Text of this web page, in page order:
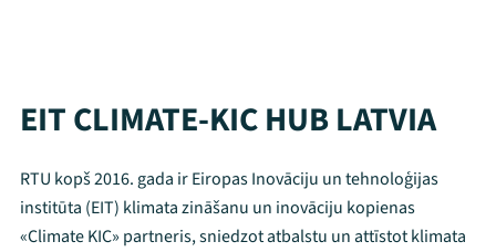
EIT CLIMATE-KIC HUB LATVIA
RTU kopš 2016. gada ir Eiropas Inovāciju un tehnoloģijas
institūta (EIT) klimata zināšanu un inovāciju kopienas
«Climate KIC» partneris, sniedzot atbalstu un attīstot klimata